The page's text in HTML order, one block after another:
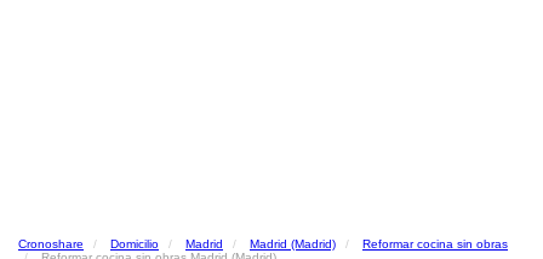
Cronoshare Domicilio Madrid Madrid (Madrid)
Reformar cocina sin obras